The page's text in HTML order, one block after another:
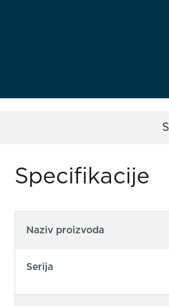
Specifikacije
Naziv proizvoda
Serija